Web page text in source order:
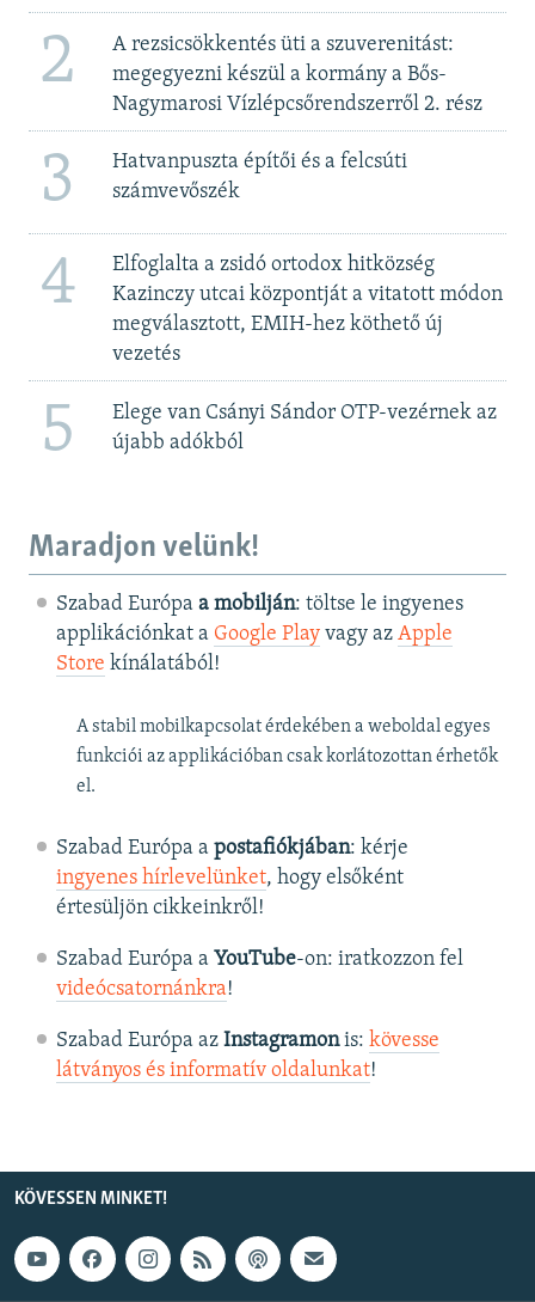
2
A rezsicsökkentés üti a szuverenitást:
megegyezni készül a kormány a Bős-
Nagymarosi Vízlépcsőrendszerről 2. rész
3
Hatvanpuszta építői és a felcsúti
számvevőszék
4
Elfoglalta a zsidó ortodox hitközség
Kazinczy utcai központját a vitatott módon
megválasztott, EMIH-hez köthető új
vezetés
5
Elege van Csányi Sándor OTP-vezérnek az
újabb adókból
Maradjon velünk!
Szabad Európa a mobilján: töltse le ingyenes
applikációnkat a Google Playvagy az Apple
Store kínálatából!
A stabil mobilkapcsolat érdekében a weboldal egyes
funkciói az applikációban csak korlátozottan érhetők
el.
Szabad Európa a postafiókjában: kérje
ingyenes hírlevelünket, hogy elsőként
értesüljön cikkeinkről!
Szabad Európa a YouTube-on: iratkozzon fel
videócsatornánkra!
Szabad Európa az Instagramonis: kövesse
látványos és informatív oldalunkat! ​
KÖVESSEN MINKET!